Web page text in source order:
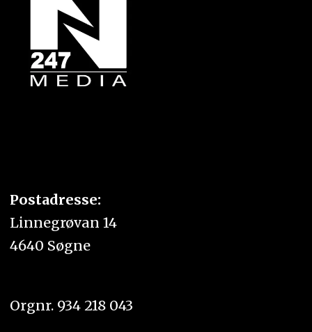
Postadresse:
Linnegrøvan 14
4640 Søgne
Orgnr. 934 218 043